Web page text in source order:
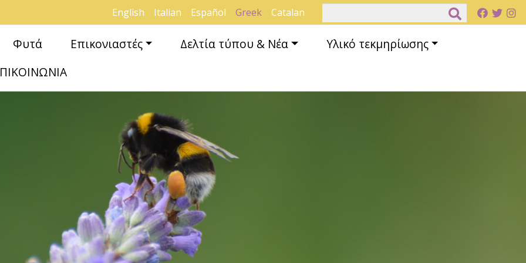
English Italian Español Greek Catalan
Φυτά Επικονιαστές Δελτία τύπου & Νέα
Υλικό τεκμηρίωσης